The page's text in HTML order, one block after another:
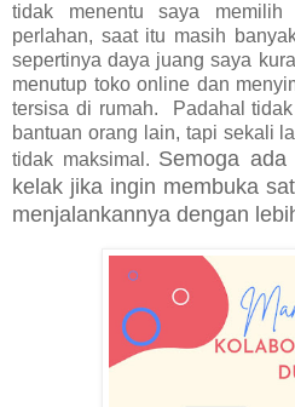
tidak menentu saya memilih
perlahan, saat itu masih
sepertinya daya juang saya
menutup toko online dan
tersisa di rumah.
Padahal
bantuan orang lain, tapi sekali
tidak maksimal. Semoga
kelak jika ingin membuka
menjalankannya dengan